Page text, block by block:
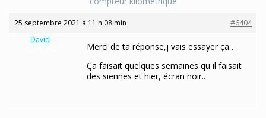
25 septembre 2021 à 11 h 08 min
#6404
David
Merci de ta réponse,j vais essayer ça…
Ça faisait quelques semaines qu il faisait
des siennes et hier, écran noir..